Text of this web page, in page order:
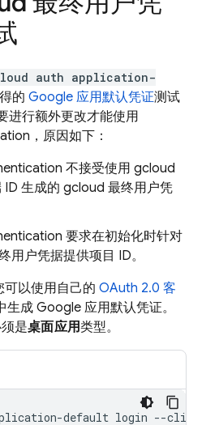
auth application-
的 Google 应用默认凭证测试
进行额外更改才能使用
，原因如下：
不接受使用 gcloud
ID 生成的 gcloud 最终用户凭
要求在初始化时针对
用户凭据提供项目 ID。
以使用自己的 OAuth 2.0 客
生成 Google 应用默认凭证。
是桌面应用类型。